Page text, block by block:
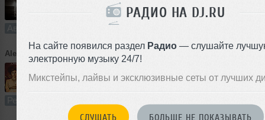
РАДИО НА DJ.RU
На сайте появился раздел Радио — слушайте
электронную музыку 24/7!
Микстейпы, лайвы и эксклюзивные сеты от лучших
СЛУШАТЬ БОЛЬШЕ НЕ ПОКАЗЫВАТЬ
4 10 MB, 320
Авторский трек В плейлист
Alex Von J-Soul feat. Leusin - Morning Light (Alex Von Remix)
12 MB,
Ремикс